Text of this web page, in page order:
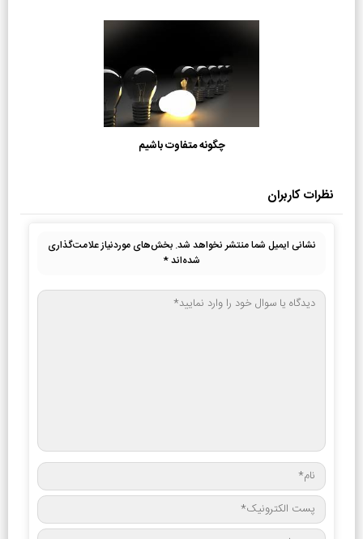
چگونه متفاوت باشیم
نظرات کاربران
نشانی ایمیل شما منتشر نخواهد شد. بخش‌های موردنیاز علامت‌گذاری
شده‌اند*